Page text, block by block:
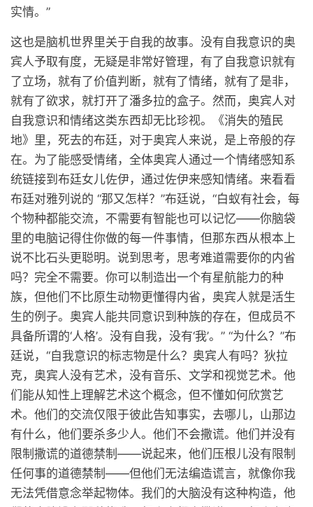
实情。”
这也是脑机世界里关于自我的故事。没有自我意识的奥
宾人予取有度，无疑是非常好管理，有了自我意识就有
了立场，就有了价值判断，就有了情绪，就有了是非，
就有了欲求，就打开了潘多拉的盒子。然而，奥宾人对
自我意识和情绪这类东西却无比珍视。《消失的殖民
地》里，死去的布廷，对于奥宾人来说，是上帝般的存
在。为了能感受情绪，全体奥宾人通过一个情绪感知系
统链接到布廷女儿佐伊，通过佐伊来感知情绪。来看看
布廷对雅列说的 “那又怎样？”布廷说，“白蚁有社会，每
个物种都能交流，不需要有智能也可以记忆——你脑袋
里的电脑记得住你做的每一件事情，但那东西从根本上
说不比石头更聪明。说到思考，思考难道需要你的内省
吗？完全不需要。你可以制造出一个有星航能力的种
族，但他们不比原生动物更懂得内省，奥宾人就是活生
生的例子。奥宾人能共同意识到种族的存在，但成员不
具备所谓的‘人格’。没有自我，没有‘我’。” “为什么？”布
廷说，“自我意识的标志物是什么？奥宾人有吗？狄拉
克，奥宾人没有艺术，没有音乐、文学和视觉艺术。他
们能从知性上理解艺术这个概念，但不懂如何欣赏艺
术。他们的交流仅限于彼此告知事实，去哪儿，山那边
有什么，他们要杀多少人。他们不会撒谎。他们并没有
限制撒谎的道德禁制——说起来，他们压根儿没有限制
任何事的道德禁制——但他们无法编造谎言，就像你我
无法凭借意念举起物体。我们的大脑没有这种构造，他